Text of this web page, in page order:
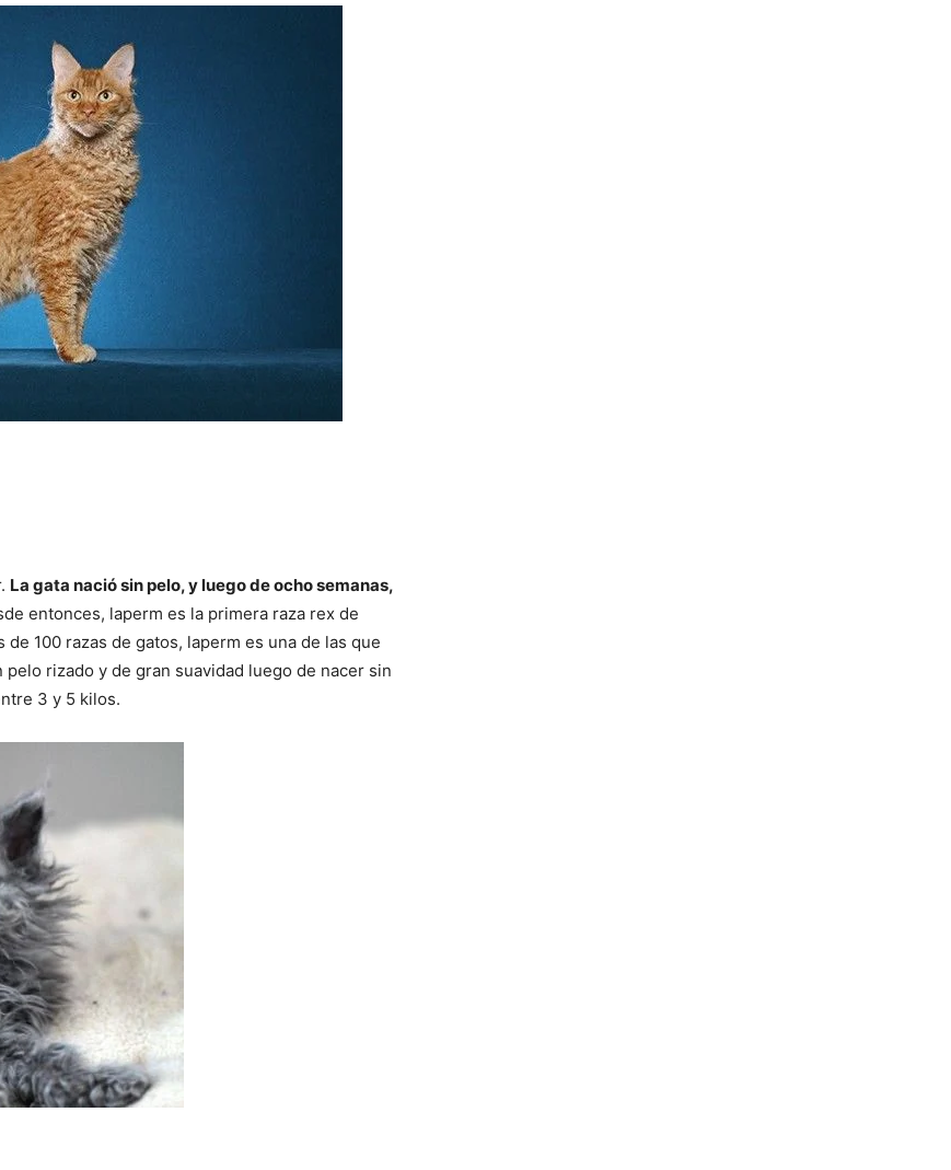
La gata nació sin pelo, y luego de ocho semanas,
entonces, laperm es la primera raza rex de
100 razas de gatos, laperm es una de las que
rizado y de gran suavidad luego de nacer sin
3 y 5 kilos.